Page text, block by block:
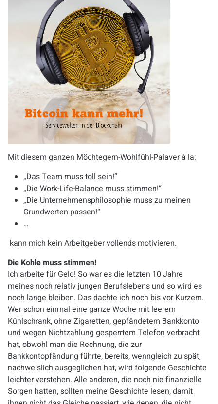
Mit diesem ganzen Möchtegern-Wohlfühl-Palaver à la:
„Das Team muss toll sein!“
„Die Work-Life-Balance muss stimmen!“
„Die Unternehmensphilosophie muss zu meinen
Grundwerten passen!“
…
kann mich kein Arbeitgeber vollends motivieren.
Die Kohle muss stimmen!
Ich arbeite für Geld! So war es die letzten 10 Jahre
meines noch relativ jungen Berufslebens und so wird es
noch lange bleiben. Das dachte ich noch bis vor Kurzem.
Wer schon einmal eine ganze Woche mit leerem
Kühlschrank, ohne Zigaretten, gepfändetem Bankkonto
und wegen Nichtzahlung gesperrtem Telefon verbracht
hat, obwohl man die Rechnung, die zur
Bankkontopfändung führte, bereits, wenngleich zu spät,
nachweislich ausgeglichen hat, wird folgende Geschichte
leichter verstehen. Alle anderen, die noch nie finanzielle
Sorgen hatten, sollten meine Geschichte lesen, damit